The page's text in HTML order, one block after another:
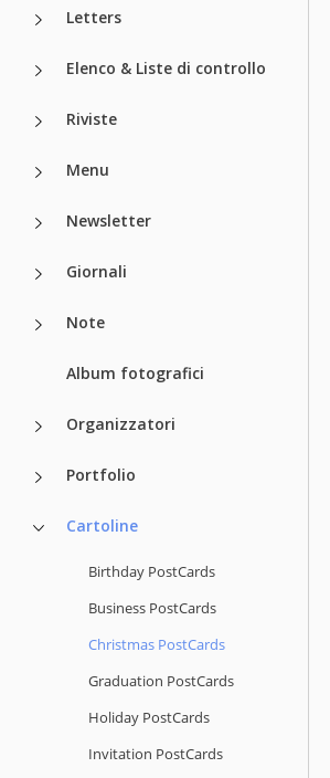
Letters
Elenco & Liste di controllo
Riviste
Menu
Newsletter
Giornali
Note
Album fotografici
Organizzatori
Portfolio
Cartoline
Birthday PostCards
Business PostCards
Christmas PostCards
Graduation PostCards
Holiday PostCards
Invitation PostCards